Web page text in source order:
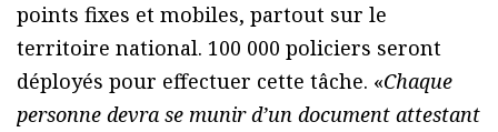
points fixes et mobiles, partout sur le
territoire national. 100 000 policiers seront
déployés pour effectuer cette tâche. «Chaque
personne devra se munir d’un document attestant